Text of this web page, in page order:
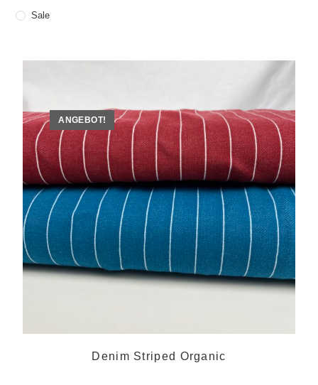
Sale
ANGEBOT!
Denim Striped Organic